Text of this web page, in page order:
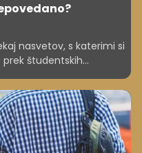
nasvetov, s katerimi si
študentskih
delodajalec, ali
... Odgovori v članku.